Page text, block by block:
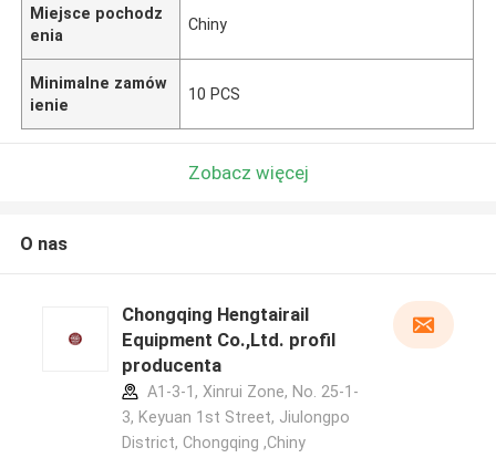
Miejsce pochodz
enia
Chiny
Minimalne zamów
ienie
10 PCS
Zobacz więcej
O nas
Chongqing Hengtairail
Equipment Co.,Ltd. profil
producenta
A1-3-1, Xinrui Zone, No. 25-1-
3, Keyuan 1st Street, Jiulongpo
District, Chongqing ,Chiny